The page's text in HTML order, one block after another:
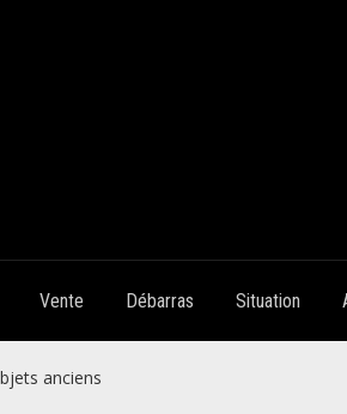
Vente Débarras Situation
anciens